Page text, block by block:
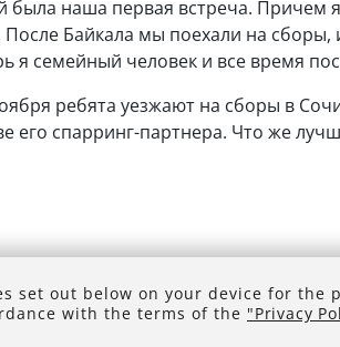
наша первая встреча. Причем
Байкала мы поехали на
я семейный человек и все время
ребята уезжают на сборы в
его спарринг-партнера. Что же
институт экономики и
set out below on your device for the
with the terms of the "Privacy